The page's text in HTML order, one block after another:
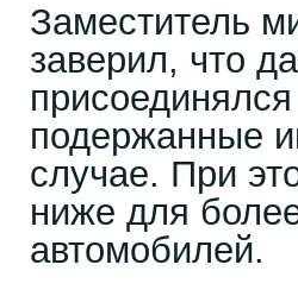
Заместитель
заверил, что
присоединялся
подержанные
случае. При
ниже для
автомобилей.